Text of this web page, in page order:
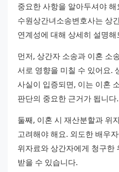
중요한 사항을 알아두셔야 해
수원상간녀소송변호사는 상
연계성에 대해 상세히 설명
먼저, 상간자 소송과 이혼 소
서로 영향을 미칠 수 있어요.
사실이 입증되면, 이는 이혼
판단의 중요한 근거가 됩니다.
둘째, 이혼 시 재산분할과 위
고려해야 해요. 외도한 배우
위자료와 상간자에게 청구한
받을 수 있습니다.